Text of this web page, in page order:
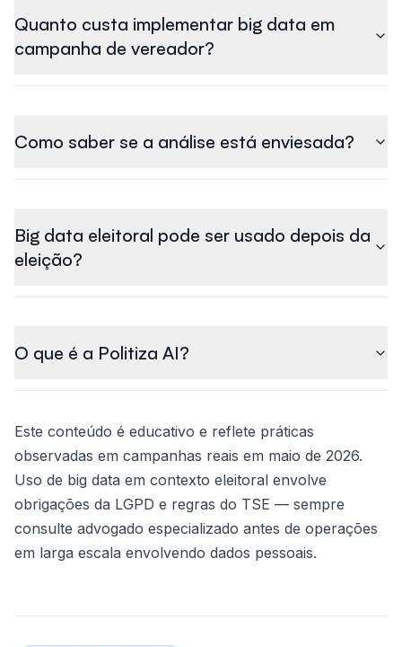
Quanto custa implementar big data em
campanha de vereador?
Como saber se a análise está enviesada?
Big data eleitoral pode ser usado depois da
eleição?
O que é a Politiza AI?
Este conteúdo é educativo e reflete práticas
observadas em campanhas reais em maio de 2026.
Uso de big data em contexto eleitoral envolve
obrigações da LGPD e regras do TSE — sempre
consulte advogado especializado antes de operações
em larga escala envolvendo dados pessoais.